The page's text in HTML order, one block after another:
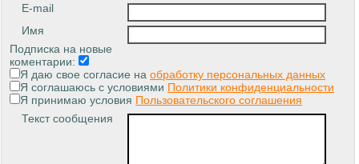
E-mail
Имя
Подписка на новые
коментарии:
Я даю свое согласие на обработку персональных данных
Я соглашаюсь с условиями Политики конфиденциальности
Я принимаю условия Пользовательского соглашения
Текст сообщения